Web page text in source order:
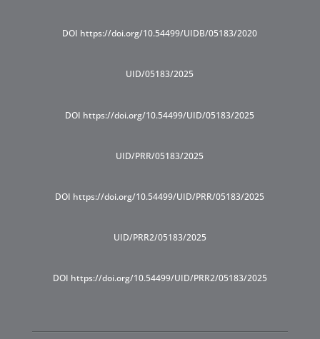
DOI https://doi.org/10.54499/UIDB/05183/2020
UID/05183/2025
DOI https://doi.org/10.54499/UID/05183/2025
UID/PRR/05183/2025
DOI https://doi.org/10.54499/UID/PRR/05183/2025
UID/PRR2/05183/2025
DOI https://doi.org/10.54499/UID/PRR2/05183/2025